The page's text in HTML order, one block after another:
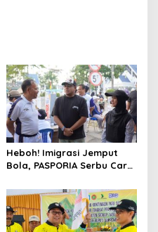
Heboh! Imigrasi Jemput
Bola, PASPORIA Serbu Car
Warga Antre Nikmati
Layanan Paspor Akhir
Pekan